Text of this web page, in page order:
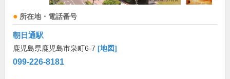
所在地・電話番号
朝日通駅
鹿児島県鹿児島市泉町6-7 [地図]
099-226-8181